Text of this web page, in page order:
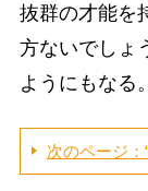
抜群の才能を
方ないでしょ
ようにもなる。
次のページ：